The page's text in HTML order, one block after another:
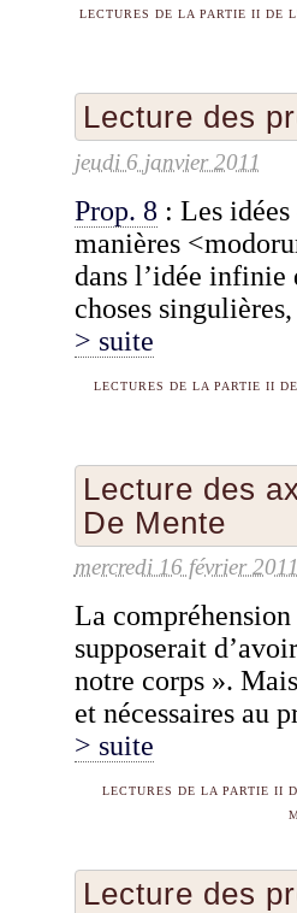
LECTURES DE LA PARTIE II DE
Lecture des
jeudi 6 janvier 2011
Prop. 8 : Les
manières
dans l’idée infinie
choses
> suite
LECTURES DE LA PARTIE II
Lecture des
De Mente
mercredi 16 février 2011
La compréhension
supposerait
notre corps ».
et nécessaires au
> suite
LECTURES DE LA PARTIE II
Lecture des